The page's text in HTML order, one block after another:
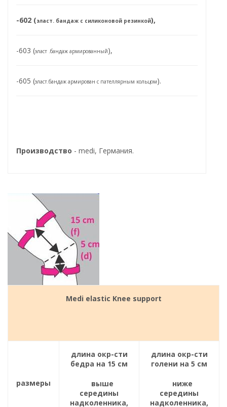
-602 (эласт. бандаж с силиконовой резинкой),
-603 (эласт .бандаж армированный),
-605 (эласт.бандаж армирован с пателлярным кольцом).
Производство - medi, Германия.
Medi elastic Knee support
размеры
длина окр-сти
бедра на 15 см
выше
середины
надколенника,
длина окр-сти
голени на 5 см
ниже
середины
надколенника,